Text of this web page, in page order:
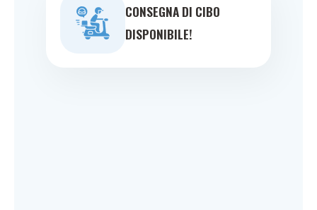
CONSEGNA DI CIBO
DISPONIBILE!